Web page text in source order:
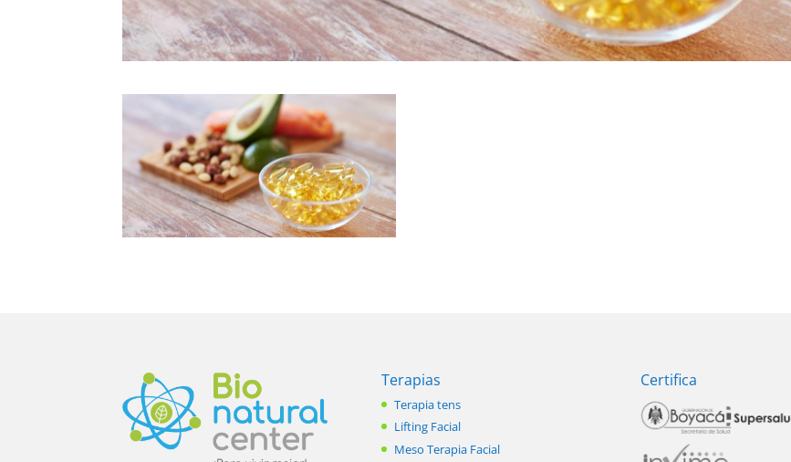
Terapias
Terapia tens
Lifting Facial
Meso Terapia Facial
Certifica